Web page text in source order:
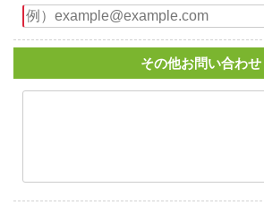
その他お問い合わせ